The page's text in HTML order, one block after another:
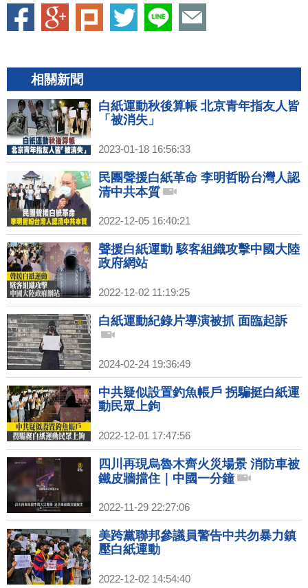
相關新聞
白紙運動秋後算帳 北京青年指友人皆
「被消失」
2023-01-18 16:56:33
民團聲援白紙革命 李明哲盼台灣人認
清中共本質
2022-12-05 16:40:21
聲援白紙運動 駭客組織攻擊中國大陸
政府網站
2022-12-02 11:19:25
白紙運動紀錄片導演被抓 面臨起訴
2024-02-24 19:36:49
中共疑似設置釣魚帳戶 拐騙挺白紙運
動民眾上鉤
2022-12-01 17:47:56
四川再現烏魯木齊火災場景 消防車被
鐵皮牆擋住｜中國一分鐘
2022-11-29 22:27:06
美跨黨聯邦參議員警告中共勿暴力鎮
壓白紙運動
2022-12-02 14:54:40